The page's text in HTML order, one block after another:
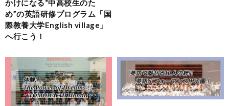
かけになる“中高校生のた
め”の英語研修プログラム「国
際教養大学English village」
へ行こう！